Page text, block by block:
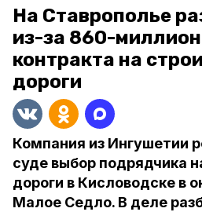
На Ставрополье
из-за 860-
контракта на
дороги
Компания из Ингушетии
суде выбор подрядчика
дороги в Кисловодске в
Малое Седло. В деле